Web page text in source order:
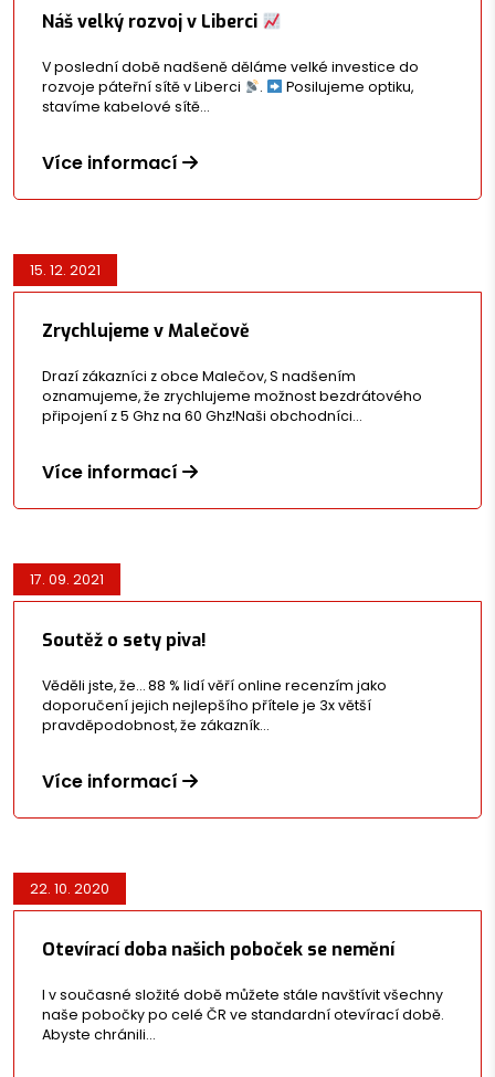
Náš velký rozvoj v Liberci
V poslední době nadšeně děláme velké investice do
rozvoje páteřní sítě v Liberci
.
Posilujeme optiku,
stavíme kabelové sítě…
Více informací
15. 12. 2021
Zrychlujeme v Malečově
Drazí zákazníci z obce Malečov, S nadšením
oznamujeme, že zrychlujeme možnost bezdrátového
připojení z 5 Ghz na 60 Ghz!Naši obchodníci…
Více informací
17. 09. 2021
Soutěž o sety piva!
Věděli jste, že… 88 % lidí věří online recenzím jako
doporučení jejich nejlepšího přítele je 3x větší
pravděpodobnost, že zákazník…
Více informací
22. 10. 2020
Otevírací doba našich poboček se nemění
I v současné složité době můžete stále navštívit všechny
naše pobočky po celé ČR ve standardní otevírací době.
Abyste chránili…